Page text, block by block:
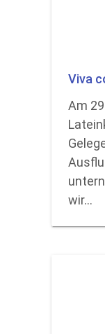
Viva
Am
wir…